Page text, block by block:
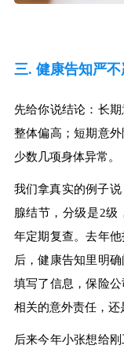
三. 健康告知严不
先给你说结论：长
整体偏高；短期意
少数几项身体异常。
我们拿真实的例子
腺结节，分级是2级
年定期复查。去年
后，健康告知里明
填写了信息，保险
相关的意外责任，还
后来今年小张想给